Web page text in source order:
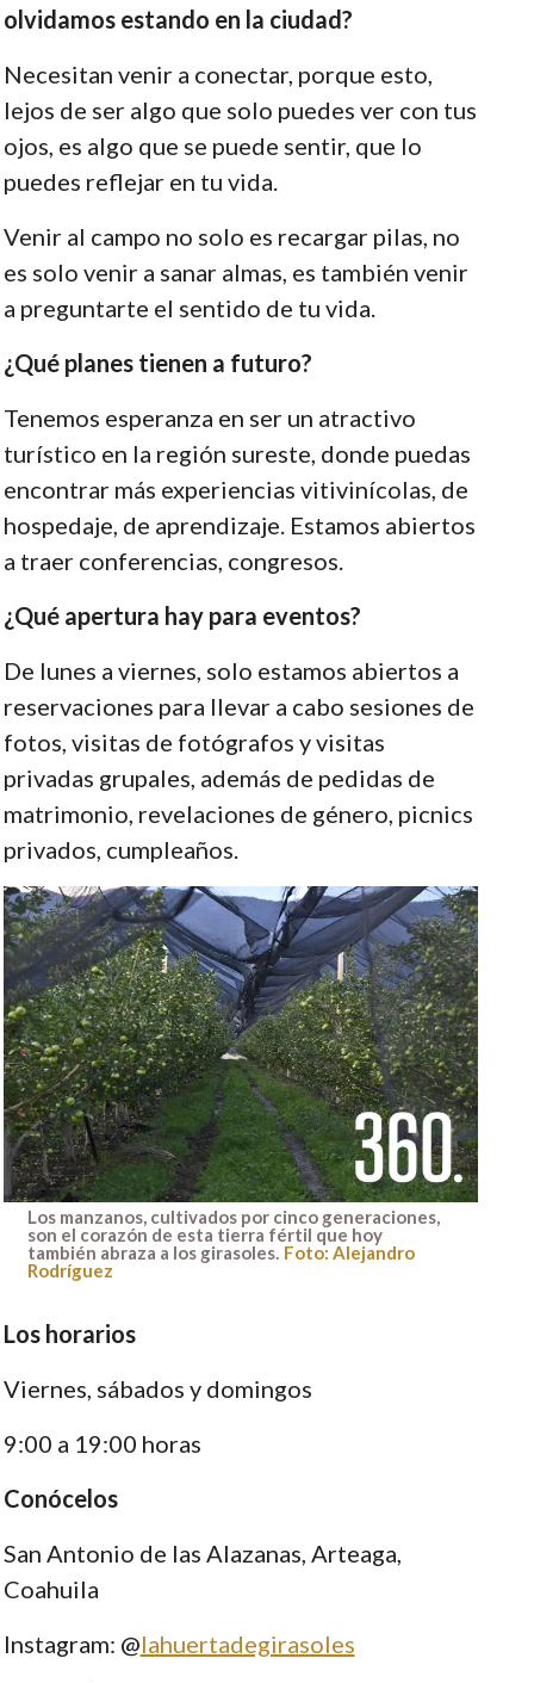
olvidamos estando en la ciudad?
Necesitan venir a conectar, porque esto,
lejos de ser algo que solo puedes ver con tus
ojos, es algo que se puede sentir, que lo
puedes reflejar en tu vida.
Venir al campo no solo es recargar pilas, no
es solo venir a sanar almas, es también venir
a preguntarte el sentido de tu vida.
¿Qué planes tienen a futuro?
Tenemos esperanza en ser un atractivo
turístico en la región sureste, donde puedas
encontrar más experiencias vitivinícolas, de
hospedaje, de aprendizaje. Estamos abiertos
a traer conferencias, congresos.
¿Qué apertura hay para eventos?
De lunes a viernes, solo estamos abiertos a
reservaciones para llevar a cabo sesiones de
fotos, visitas de fotógrafos y visitas
privadas grupales, además de pedidas de
matrimonio, revelaciones de género, picnics
privados, cumpleaños.
Los manzanos, cultivados por cinco generaciones,
son el corazón de esta tierra fértil que hoy
también abraza a los girasoles. Foto: Alejandro
Rodríguez
Los horarios
Viernes, sábados y domingos
9:00 a 19:00 horas
Conócelos
San Antonio de las Alazanas, Arteaga,
Coahuila
Instagram: @lahuertadegirasoles